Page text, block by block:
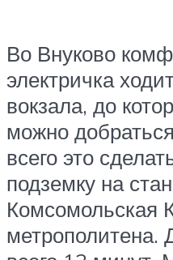
Во Внуково
электричка
вокзала, до
можно
всего это
подземку на
Комсомольская
метрополитена.